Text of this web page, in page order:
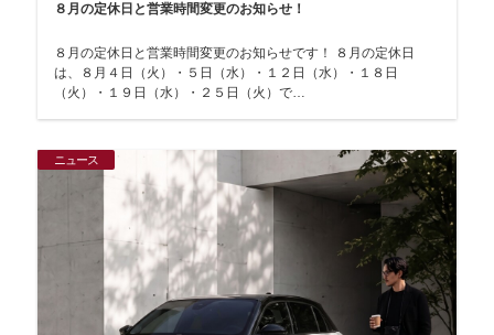
８月の定休日と営業時間変更のお知らせ！
８月の定休日と営業時間変更のお知らせです！ ８月の定休日
は、８月４日（火）・５日（水）・１２日（水）・１８日
（火）・１９日（水）・２５日（火）で…
ニュース